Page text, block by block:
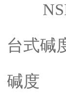
NS
台式碱
碱度